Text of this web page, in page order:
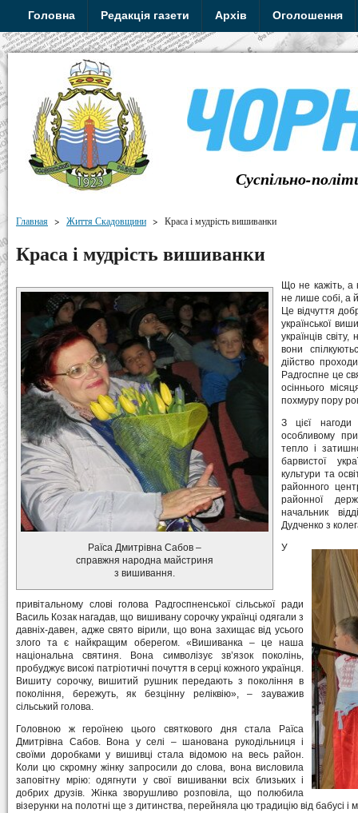
Головна Редакція газети Архів Оголошення
Суспільно-
Главная > Життя Скадовщини > Краса і мудрість вишиванки
Краса і мудрість вишиванки
Раїса Дмитрівна Сабов –
справжня народна майстриня
з вишивання.
Що не кажіть, а
не лише собі, а
Це відчуття
української
українців
вони
дійство
Радгоспне це
осіннього
похмуру пору
З цієї нагоди
особливому
тепло і
барвистої
культури та
районного
районної
начальник
Дудченко з
У
привітальному слові голова Радгоспненської сільської ради
Василь Козак нагадав, що вишивану сорочку українці одягали з
давніх-давен, адже свято вірили, що вона захищає від усього
злого та є найкращим оберегом. «Вишиванка – це наша
національна святиня. Вона символізує зв’язок поколінь,
пробуджує високі патріотичні почуття в серці кожного українця.
Вишиту сорочку, вишитий рушник передають з покоління в
покоління, бережуть, як безцінну реліквію», – зауважив
сільський голова.
Головною ж героїнею цього святкового дня стала Раїса
Дмитрівна Сабов. Вона у селі – шанована рукодільниця і
своїми доробками у вишивці стала відомою на весь район.
Коли цю скромну жінку запросили до слова, вона висловила
заповітну мрію: одягнути у свої вишиванки всіх близьких і
добрих друзів. Жінка зворушливо розповіла, що полюбила
візерунки на полотні ще з дитинства, перейняла цю традицію від бабусі і